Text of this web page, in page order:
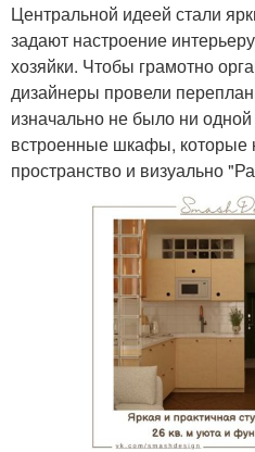
Центральной идеей стали
задают настроение
хозяйки. Чтобы грамотно
дизайнеры провели
изначально не было ни
встроенные шкафы, которые
пространство и визуально